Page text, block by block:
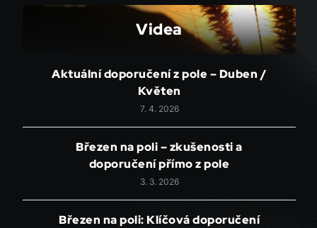
Videa
Aktuální doporučení z pole – Duben /
Květen
7. 4. 2026
Březen na poli – zkušenosti a
doporučení přímo z pole
3. 3. 2026
Březen na poli: Klíčová doporučení